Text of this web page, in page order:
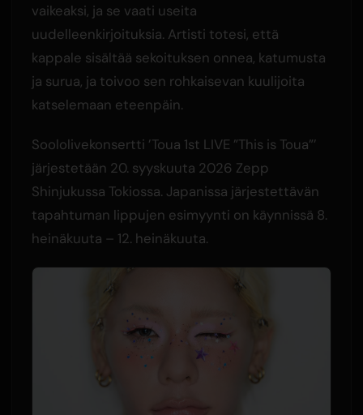
vaikeaksi, ja se vaati useita
uudelleenkirjoituksia. Artisti totesi, että
kappale sisältää sekoituksen onnea, katumusta
ja surua, ja toivoo sen rohkaisevan kuulijoita
katselemaan eteenpäin.
Soololivekonsertti ’Toua 1st LIVE ”This is Toua”’
järjestetään 20. syyskuuta 2026 Zepp
Shinjukussa Tokiossa. Japanissa järjestettävän
tapahtuman lippujen esimyynti on käynnissä 8.
heinäkuuta – 12. heinäkuuta.